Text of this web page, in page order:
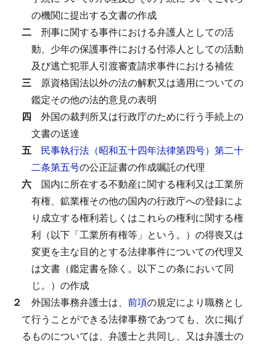
の機関に提出する文書の作成
二 刑事に関する事件における弁護人としての活
動、少年の保護事件における付添人としての活動
及び逃亡犯罪人引渡審査請求事件における補佐
三 原資格国法以外の法の解釈又は適用についての
鑑定その他の法的意見の表明
四 外国の裁判所又は行政庁のために行う手続上の
文書の送達
五 民事執行法（昭和五十四年法律第四号）第二十
二条第五号の公正証書の作成嘱託の代理
六 国内に所在する不動産に関する権利又は工業所
有権、鉱業権その他の国内の行政庁への登録によ
り成立する権利若しくはこれらの権利に関する権
利（以下「工業所有権等」という。）の得喪又は
変更を主な目的とする法律事件についての代理又
は文書（鑑定書を除く。以下この条において同
じ。）の作成
２ 外国法事務弁護士は、 前項の規定により職務とし
て行うことができる法律事務であつても、次に掲げ
るものについては、弁護士と共同し、又は弁護士の